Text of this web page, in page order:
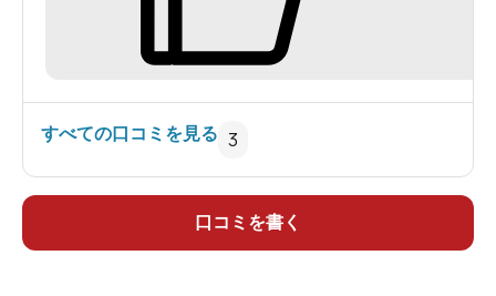
ミスト風ジェットシャワー（１席）
主浴槽(座り湯２席、バイブラバス、４２度)
ンナップとしては標準的でしたが、ここには「ミ
スト風ジェットシャワー(仮称)」というものがあり
すべての口コミを見る 3
口コミを書く